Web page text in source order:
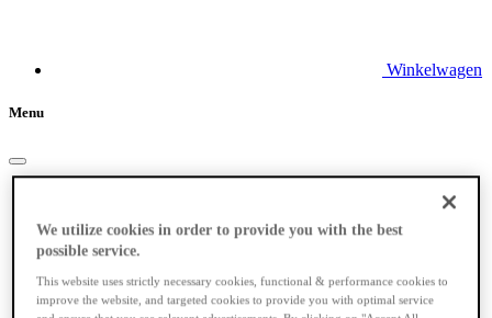
Winkelwagen
Menu
We utilize cookies in order to provide you with the best
possible service.
This website uses strictly necessary cookies, functional & performance cookies to
improve the website, and targeted cookies to provide you with optimal service